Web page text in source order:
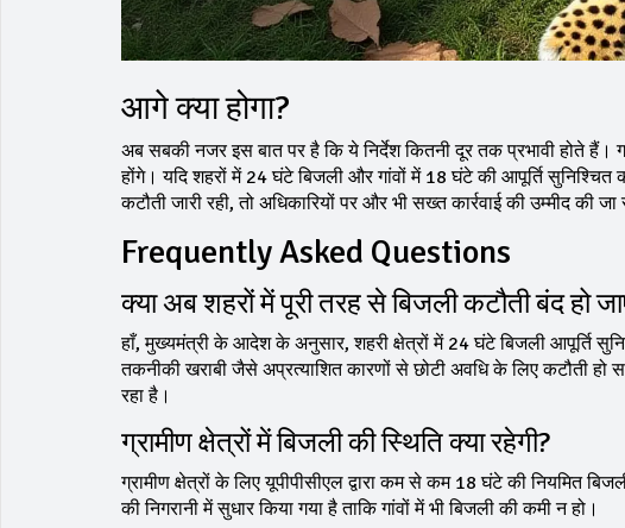
आगे क्या होगा?
अब सबकी नजर इस बात पर है कि ये निर्देश कितनी दूर तक प्रभावी होते
होंगे। यदि शहरों में 24 घंटे बिजली और गांवों में 18 घंटे की आपूर्ति सुनिश्चित
कटौती जारी रही, तो अधिकारियों पर और भी सख्त कार्रवाई की उम्मीद की
Frequently Asked Questions
क्या अब शहरों में पूरी तरह से बिजली कटौती बंद हो
हाँ, मुख्यमंत्री के आदेश के अनुसार, शहरी क्षेत्रों में 24 घंटे बिजली आपूर्ति
तकनीकी खराबी जैसे अप्रत्याशित कारणों से छोटी अवधि के लिए कटौती
रहा है।
ग्रामीण क्षेत्रों में बिजली की स्थिति क्या रहेगी?
ग्रामीण क्षेत्रों के लिए यूपीपीसीएल द्वारा कम से कम 18 घंटे की नियमित
की निगरानी में सुधार किया गया है ताकि गांवों में भी बिजली की कमी न हो।